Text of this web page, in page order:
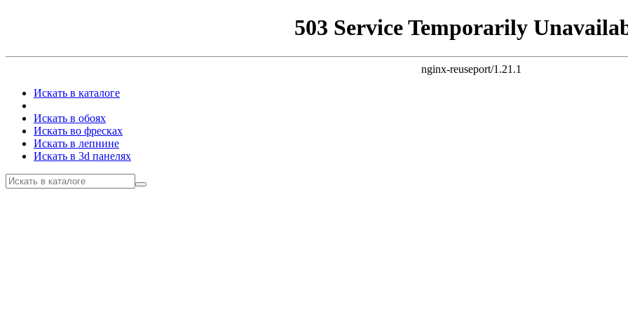
503 Service Temporarily
nginx-reuseport/1.21.1
Искать в каталоге
Искать в обоях
Искать во фресках
Искать в лепнине
Искать в 3d панелях